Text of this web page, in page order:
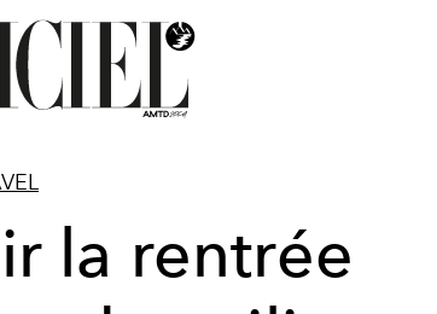
la rentrée